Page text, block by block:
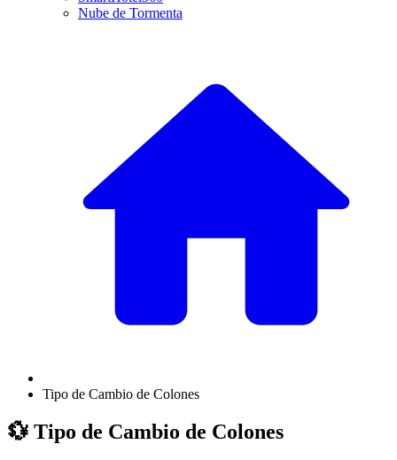
Nube de Tormenta
Tipo de Cambio de Colones
💱 Tipo de Cambio de Colones